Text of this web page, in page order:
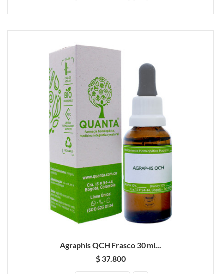
Agraphis QCH Frasco 30 ml...
$ 37.800